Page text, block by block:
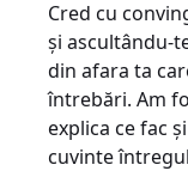
Cred cu
şi ascultându-
din afara ta
întrebări. Am
explica ce fac
cuvinte